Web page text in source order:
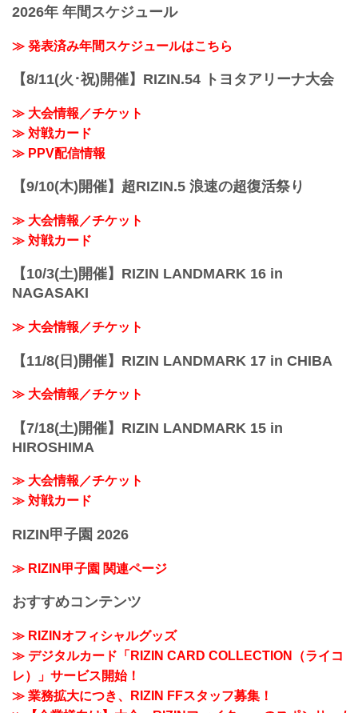
ト 強者ノ巣
RIZIN FIGHTING...
presents RIZIN.29（大阪大会）の観戦チ
致します。
しかしながら、新型コロナウイルスの感
染拡大の影響を受け、国や自治体からの
要請や自粛勧告などがあった場合は、誠
上記をお含み置きのうえ、チケットをお
求めいただけますと幸...
2026年 年間スケジュール
≫ 発表済み年間スケジュールはこちら
【8/11(火･祝)開催】RIZIN.54 トヨタアリーナ大会
≫ 大会情報／チケット
≫ 対戦カード
≫ PPV配信情報
【9/10(木)開催】超RIZIN.5 浪速の超復活祭り
≫ 大会情報／チケット
≫ 対戦カード
【10/3(土)開催】RIZIN LANDMARK 16 in
NAGASAKI
≫ 大会情報／チケット
【11/8(日)開催】RIZIN LANDMARK 17 in CHIBA
≫ 大会情報／チケット
【7/18(土)開催】RIZIN LANDMARK 15 in
HIROSHIMA
≫ 大会情報／チケット
≫ 対戦カード
RIZIN甲子園 2026
≫ RIZIN甲子園 関連ページ
おすすめコンテンツ
≫ RIZINオフィシャルグッズ
≫ デジタルカード「RIZIN CARD COLLECTION（ライコ
レ）」サービス開始！
≫ 業務拡大につき、RIZIN FFスタッフ募集！